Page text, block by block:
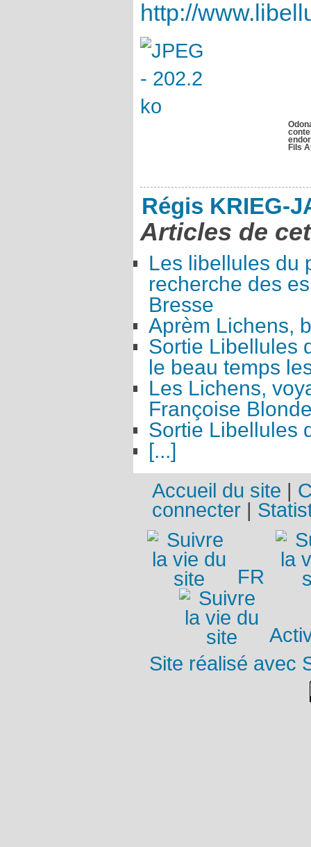
http://
Fils
Régis KRIEG-
Articles de
Les libellules du
recherche des
Bresse
Aprèm Lichens,
Sortie Libellules
le beau temps
Les Lichens,
Françoise
Sortie Libellules
[...]
Accueil du site
connecter
FR
Site réalisé avec